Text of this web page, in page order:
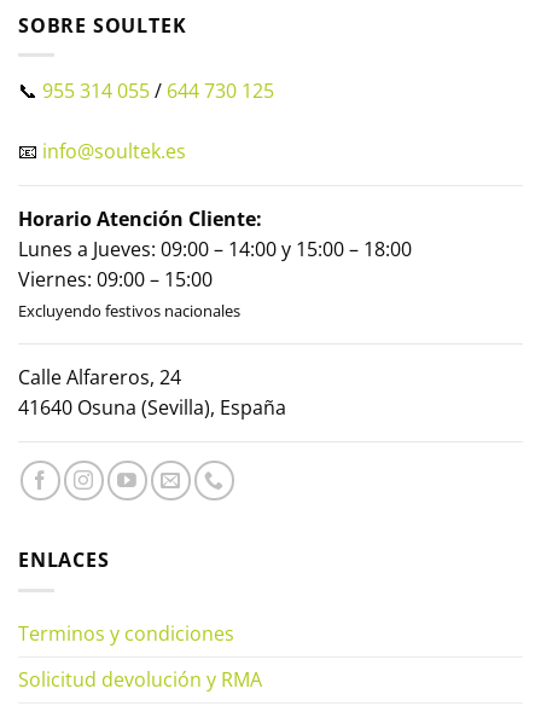
SOBRE SOULTEK
📞 955 314 055/ 644 730 125
📧 info@soultek.es
Horario Atención Cliente:
Lunes a Jueves: 09:00 – 14:00 y 15:00 – 18:00
Viernes: 09:00 – 15:00
Excluyendo festivos nacionales
Calle Alfareros, 24
41640 Osuna (Sevilla), España
ENLACES
Terminos y condiciones
Solicitud devolución y RMA